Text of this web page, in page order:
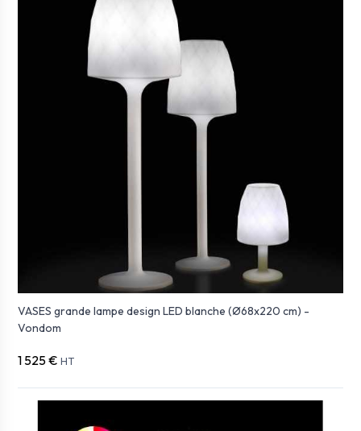
VASES grande lampe design LED blanche (Ø68x220 cm) -
Vondom
1 525 € HT